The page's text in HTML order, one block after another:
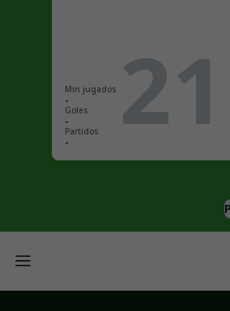
Min jugados
-
Goles
-
Partidos
-
21